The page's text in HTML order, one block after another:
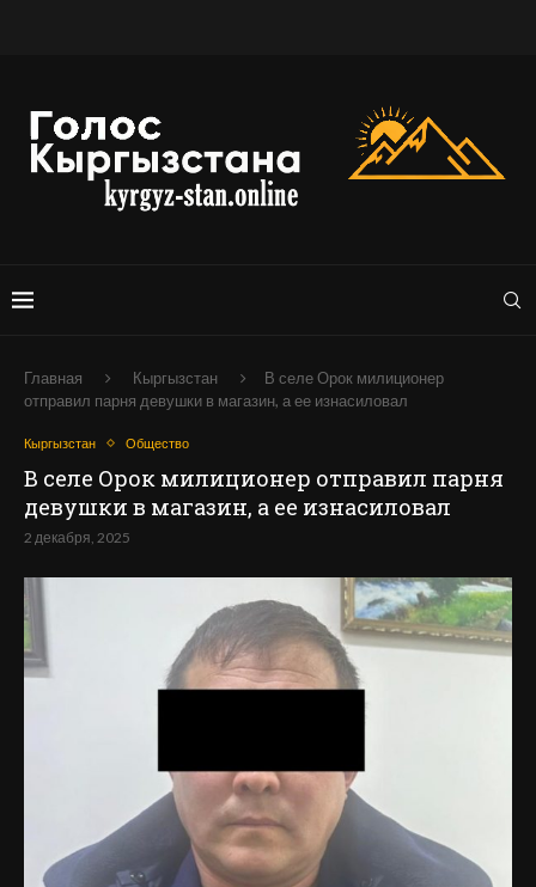
Главная Кыргызстан
В селе Орок милиционер
отправил парня девушки в магазин, а ее изнасиловал
Кыргызстан Общество
В селе Орок милиционер отправил парня
девушки в магазин, а ее изнасиловал
2 декабря, 2025